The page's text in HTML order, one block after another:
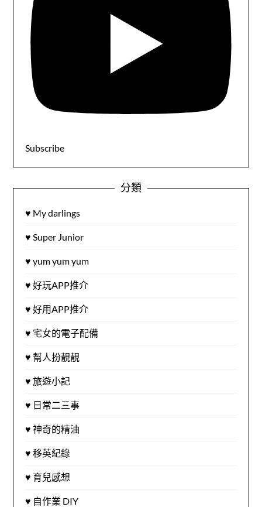
Subscribe
分類
♥ My darlings
♥ Super Junior
♥ yum yum yum
♥ 好玩APP推介
♥ 好用APP推介
♥ 宅女的電子配備
♥ 幫人扮靚靚
♥ 旅遊小記
♥ 日常二三事
♥ 神奇的精油
♥ 移英紀錄
♥ 育兒感想
♥ 自作業 DIY